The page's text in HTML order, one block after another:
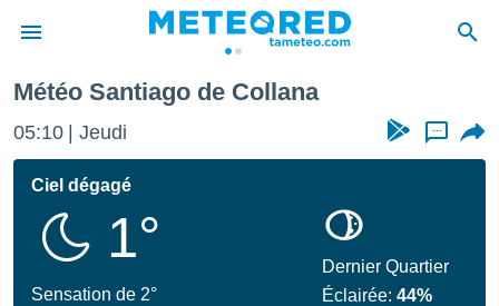
de
Météo Santiago de Collana
05:10 Jeudi ...
Ciel dégagé
1°
Sensation de 2°
Dernier Quartier
Éclairée:44%